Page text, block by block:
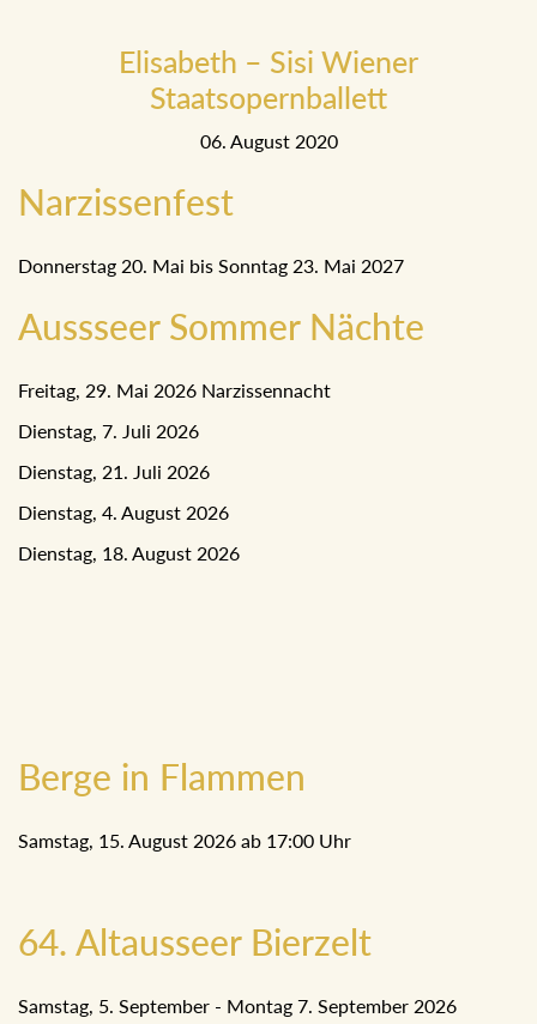
Elisabeth – Sisi Wiener
Staatsopernballett
06. August 2020
Narzissenfest
Donnerstag 20. Mai bis Sonntag 23. Mai 2027
Aussseer Sommer Nächte
Freitag, 29. Mai 2026 Narzissennacht
Dienstag, 7. Juli 2026
Dienstag, 21. Juli 2026
Dienstag, 4. August 2026
Dienstag, 18. August 2026
Berge in Flammen
Samstag, 15. August 2026 ab 17:00 Uhr
64. Altausseer Bierzelt
Samstag, 5. September - Montag 7. September 2026